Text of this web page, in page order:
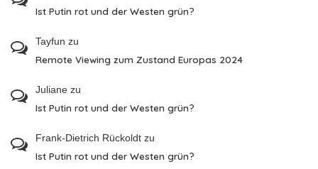
Ist Putin rot und der Westen grün?
Tayfun zu
Remote Viewing zum Zustand Europas 2024
Juliane zu
Ist Putin rot und der Westen grün?
Frank-Dietrich Rückoldt zu
Ist Putin rot und der Westen grün?